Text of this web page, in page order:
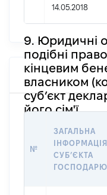
14.05.2018
9. Юридичні
подібні
кінцевим
власником
суб’єкт
його сім'ї
№
ЗАГАЛЬНА
СУБʼЄКТА